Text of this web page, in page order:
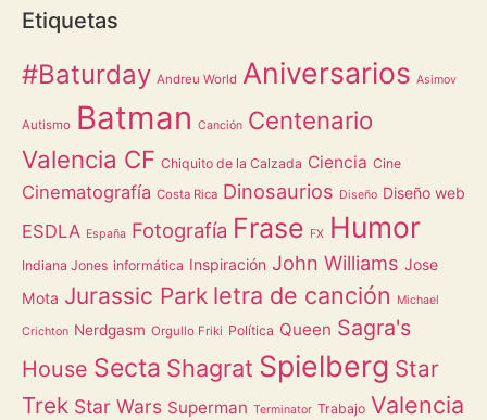
Etiquetas
#Baturday Andreu World Aniversarios Asimov
Autismo Batman Canción Centenario
Valencia CF Chiquito de la Calzada Ciencia Cine
Cinematografía Costa Rica Dinosaurios Diseño Diseño web
ESDLA España Fotografía Frase FX Humor
Indiana Jones informática Inspiración John Williams Jose
Mota Jurassic Park letra de canción Michael
Crichton Nerdgasm Orgullo Friki Política Queen Sagra's
House Secta Shagrat Spielberg Star
Trek Star Wars Superman Terminator Trabajo Valencia